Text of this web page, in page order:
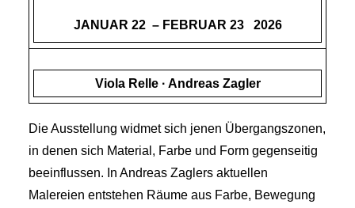
JANUAR 22 – FEBRUAR 23 2026
Viola Relle · Andreas Zagler
Die Ausstellung widmet sich jenen Übergangszonen,
in denen sich Material, Farbe und Form gegenseitig
beeinflussen. In Andreas Zaglers aktuellen
Malereien entstehen Räume aus Farbe, Bewegung